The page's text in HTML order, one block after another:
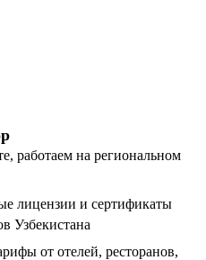
работаем на региональном
лицензии и сертификаты
Узбекистана
от отелей, ресторанов,